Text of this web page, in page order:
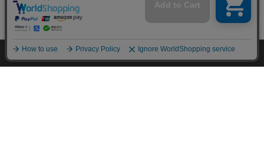
在庫切れ mail_outline入荷したらメールでお知らせ
HOME 探す ログイン お気に入り お知らせ